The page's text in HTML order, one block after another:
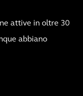
attive in oltre 30
abbiano